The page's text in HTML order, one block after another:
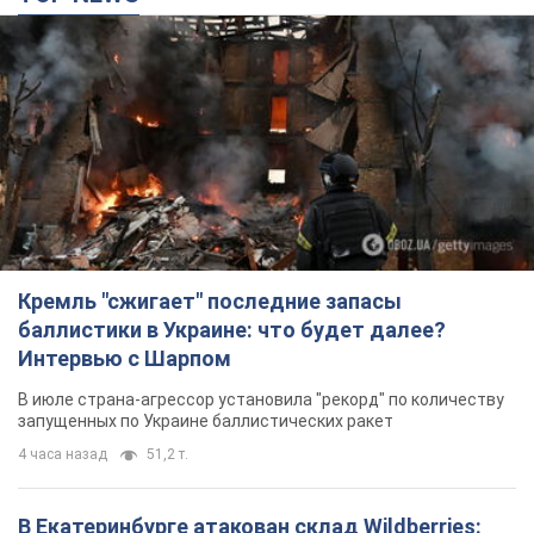
Кремль "сжигает" последние запасы
баллистики в Украине: что будет далее?
Интервью с Шарпом
В июле страна-агрессор установила "рекорд" по количеству
запущенных по Украине баллистических ракет
4 часа назад 51,2 т.
В Екатеринбурге атакован склад Wildberries:
есть попадания, поднялся дым. Фото и видео
Россиянам не помогла даже работа ПВО
4 часа назад
"Замечательный отец": в сети рассказали о
мужчине, которого Россия убила ударом по
Броварам. Фото